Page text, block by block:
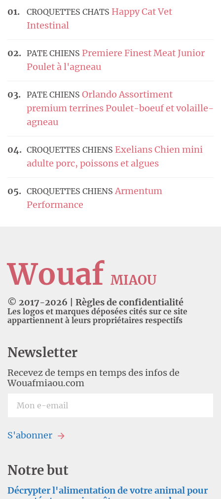
CROQUETTES CHATS Happy Cat Vet
Intestinal
PATE CHIENS Premiere Finest Meat Junior
Poulet à l'agneau
PATE CHIENS Orlando Assortiment
premium terrines Poulet-boeuf et volaille-
agneau
CROQUETTES CHIENS Exelians Chien mini
adulte porc, poissons et algues
CROQUETTES CHIENSArmentum
Performance
Wouaf MIAOU
© 2017-2026 Règles de confidentialité
Les logos et marques déposées cités sur ce site
appartiennent à leurs propriétaires respectifs
Newsletter
Recevez de temps en temps des infos de
Wouafmiaou.com
S'abonner
Notre but
Décrypter l'alimentation de votre animal pour